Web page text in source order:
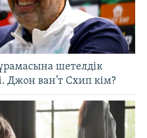
шетелдік
Джон ван’т Схип кім?